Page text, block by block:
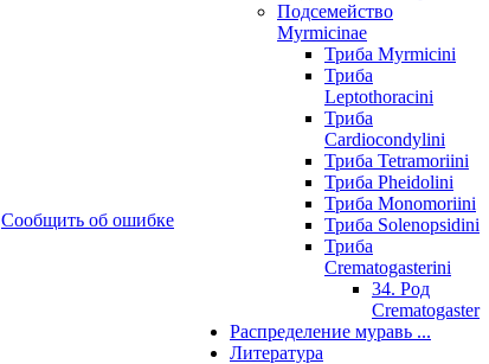
Сообщить об ошибке
Подсемейство
Myrmicinae
Триба Myrmicini
Триба
Leptothoracini
Триба
Cardiocondylini
Триба Tetramoriini
Триба Pheidolini
Триба Monomoriini
Триба Solenopsidini
Триба
Crematogasterini
34. Род
Crematogaster
Распределение муравь ...
Литература